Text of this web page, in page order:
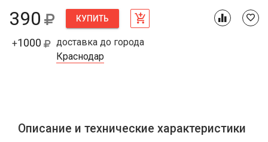
390 КУПИТЬ
+1000
доставка до города
Краснодар
Описание и технические характеристики